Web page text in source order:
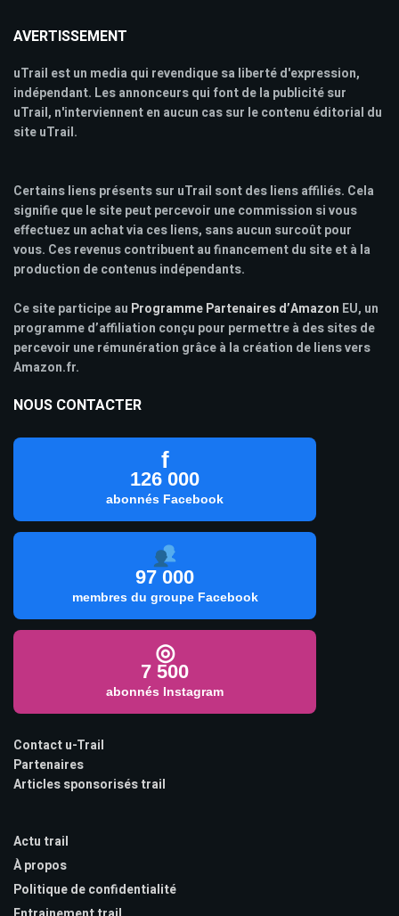
AVERTISSEMENT
uTrail est un media qui revendique sa liberté d'expression,
indépendant. Les annonceurs qui font de la publicité sur
uTrail, n'interviennent en aucun cas sur le contenu éditorial du
site uTrail.
Certains liens présents sur uTrail sont des liens affiliés. Cela
signifie que le site peut percevoir une commission si vous
effectuez un achat via ces liens, sans aucun surcoût pour
vous. Ces revenus contribuent au financement du site et à la
production de contenus indépendants.
Ce site participe au Programme Partenaires d’Amazon EU, un
programme d’affiliation conçu pour permettre à des sites de
percevoir une rémunération grâce à la création de liens vers
Amazon.fr.
NOUS CONTACTER
f
126 000
abonnés Facebook
97 000
membres du groupe Facebook
◎
7 500
abonnés Instagram
Contact u-Trail
Partenaires
Articles sponsorisés trail
Actu trail
À propos
Politique de confidentialité